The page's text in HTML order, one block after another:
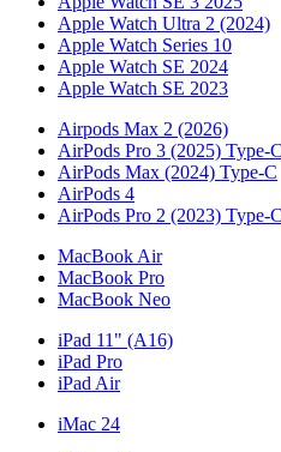
Apple Watch Ultra 2 (2024)
Apple Watch Series 10
Apple Watch SE 2024
Apple Watch SE 2023
Airpods Max 2 (2026)
AirPods Pro 3 (2025) Type-C
AirPods Max (2024) Type-C
AirPods 4
AirPods Pro 2 (2023) Type-C
MacBook Air
MacBook Pro
MacBook Neo
iPad 11" (A16)
iPad Pro
iPad Air
iMac 24